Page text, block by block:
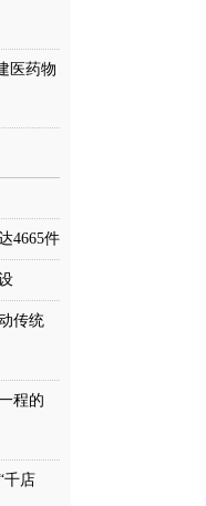
医药物
4665件
传统
程的
千店